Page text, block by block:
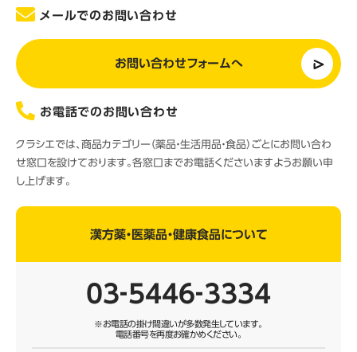
メールでのお問い合わせ
お問い合わせフォームへ
お電話でのお問い合わせ
クラシエでは、商品カテゴリー（薬品・生活用品・食品）ごとにお問い合わ
せ窓口を設けております。各窓口までお電話くださいますようお願い申
し上げます。
漢方薬・医薬品・健康食品について
03‐5446‐3334
※お電話の掛け間違いが多数発生しています。
電話番号を再度お確かめください。